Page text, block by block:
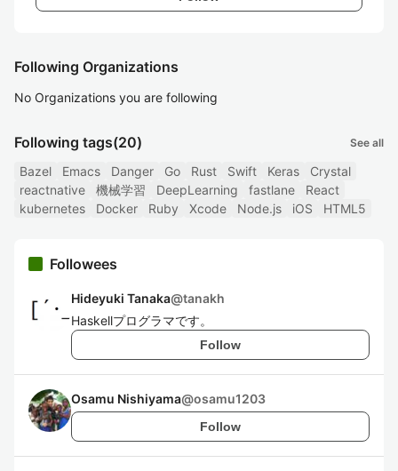
Following Organizations
No Organizations you are following
Following tags(20) See all
Bazel Emacs Danger Go Rust Swift Keras
Crystal
reactnative
機械学習 DeepLearning fastlane
React
kubernetes
Docker Ruby Xcode Node.js iOS HTML5
Followees
Hideyuki Tanaka@tanakh
Haskellプログラマです。
Follow
Osamu Nishiyama@osamu1203
Follow